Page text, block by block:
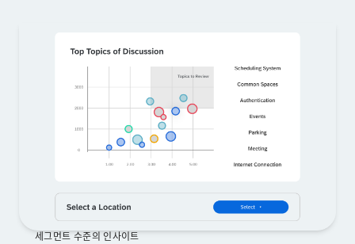
세그먼트 수준의 인사이트